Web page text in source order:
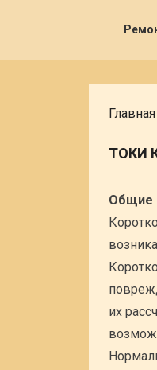
Главная
ТОКИ
Общие
их